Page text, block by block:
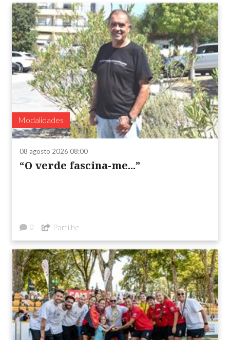
Modalidades
08 agosto 2026 08:00
“O verde fascina-me...”
0 Partilhe